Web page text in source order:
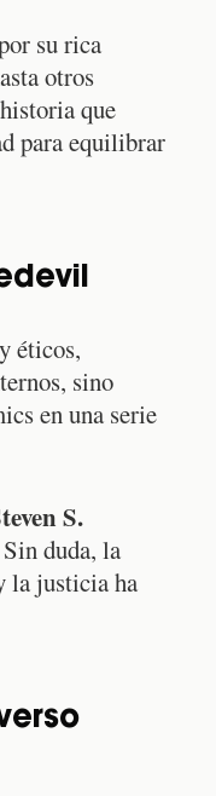
su rica
otros
que
para equilibrar
éticos,
sino
en una serie
S.
duda, la
la justicia ha